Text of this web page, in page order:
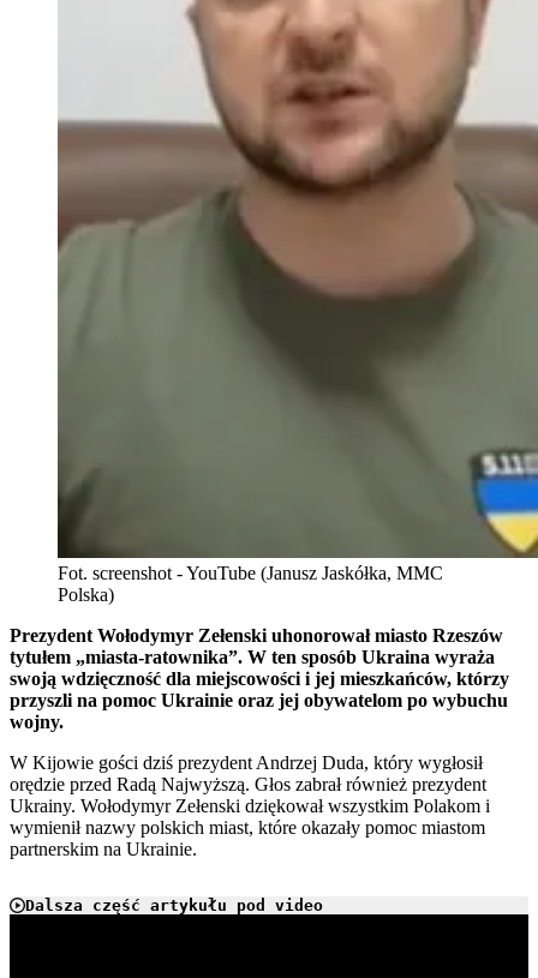
Fot. screenshot - YouTube (Janusz Jaskółka, MMC
Polska)
Prezydent Wołodymyr Zełenski uhonorował miasto Rzeszów
tytułem „miasta-ratownika”. W ten sposób Ukraina wyraża
swoją wdzięczność dla miejscowości i jej mieszkańców, którzy
przyszli na pomoc Ukrainie oraz jej obywatelom po wybuchu
wojny.
W Kijowie gości dziś prezydent Andrzej Duda, który wygłosił
orędzie przed Radą Najwyższą. Głos zabrał również prezydent
Ukrainy. Wołodymyr Zełenski dziękował wszystkim Polakom i
wymienił nazwy polskich miast, które okazały pomoc miastom
partnerskim na Ukrainie.
Dalsza część artykułu pod video